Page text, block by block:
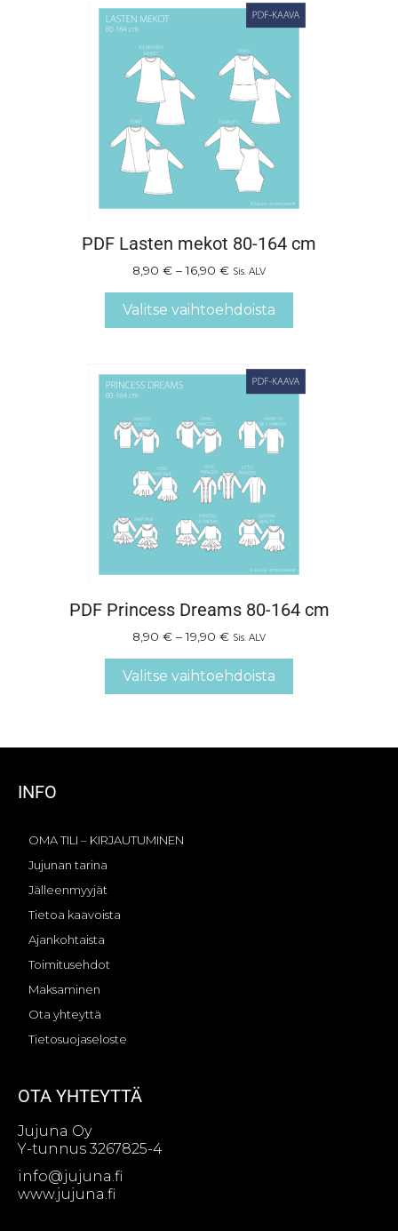
PDF Lasten mekot 80-164 cm
8,90 € – 16,90 € Sis. ALV
Valitse vaihtoehdoista
PDF Princess Dreams 80-164 cm
8,90 € – 19,90 € Sis. ALV
Valitse vaihtoehdoista
INFO
OMA TILI – KIRJAUTUMINEN
Jujunan tarina
Jälleenmyyjät
Tietoa kaavoista
Ajankohtaista
Toimitusehdot
Maksaminen
Ota yhteyttä
Tietosuojaseloste
OTA YHTEYTTÄ
Jujuna Oy
Y-tunnus 3267825-4
info@jujuna.fi
www.jujuna.fi